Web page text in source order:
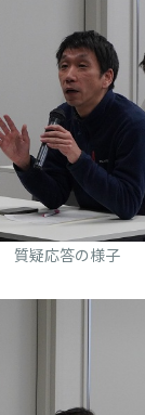
質疑応答の様子